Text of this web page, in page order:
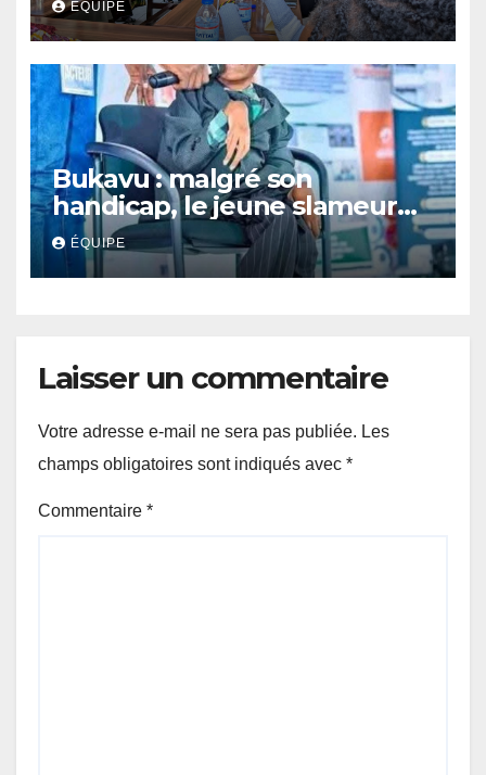
réunies pour parler paix
ÉQUIPE
Bukavu : malgré son
handicap, le jeune slameur
Akonkwa Kenyata Bernard
lance un appel à la solidarité
pour poursuivre ses études
ÉQUIPE
Laisser un commentaire
Votre adresse e-mail ne sera pas publiée. Les
champs obligatoires sont indiqués avec *
Commentaire *